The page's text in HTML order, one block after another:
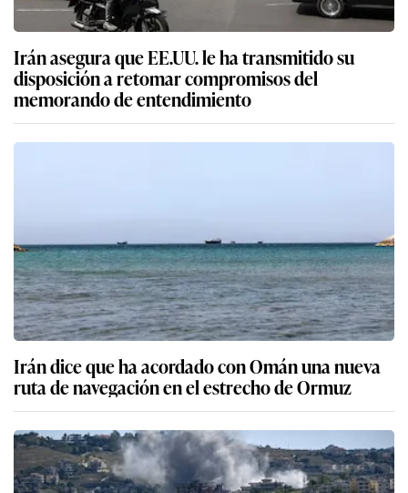
Irán asegura que EE.UU. le ha transmitido su
disposición a retomar compromisos del
memorando de entendimiento
Irán dice que ha acordado con Omán una nueva
ruta de navegación en el estrecho de Ormuz